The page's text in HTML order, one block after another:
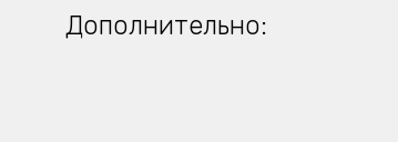
Дополнительно: